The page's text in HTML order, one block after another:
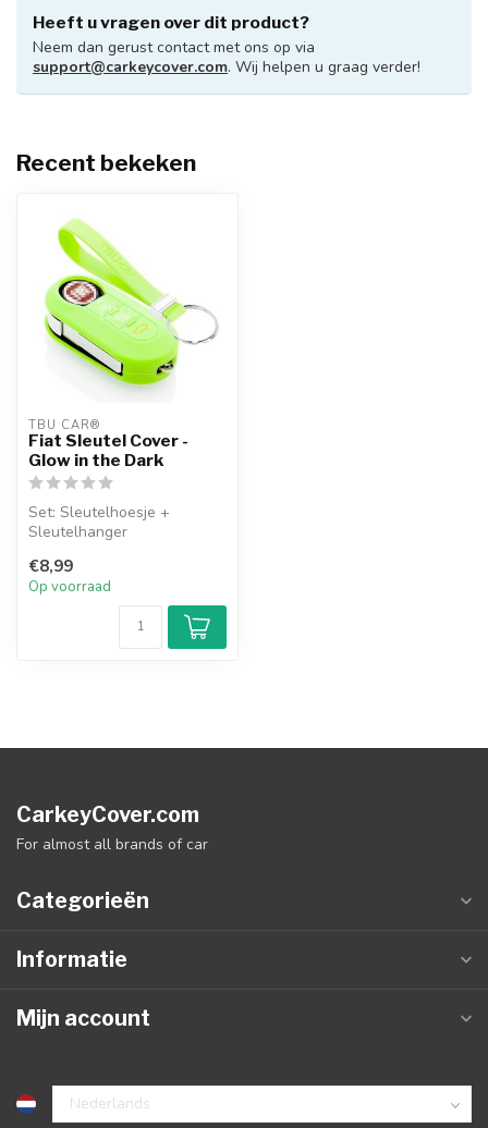
Heeft u vragen over dit product?
Neem dan gerust contact met ons op via
support@carkeycover.com. Wij helpen u graag verder!
Recent bekeken
TBU CAR®
Fiat Sleutel Cover -
Glow in the Dark
Set: Sleutelhoesje +
Sleutelhanger
€8,99
Op voorraad
CarkeyCover.com
For almost all brands of car
Categorieën
Informatie
Mijn account